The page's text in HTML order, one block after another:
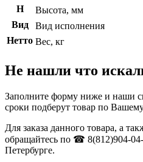
H
Высота, мм
Вид
Вид исполнения
Нетто Вес, кг
Не нашли что
Заполните форму ниже и наши
сроки подберут товар по
Для заказа данного товара, а
обращайтесь по ☎ 8(812)904-
Петербурге.